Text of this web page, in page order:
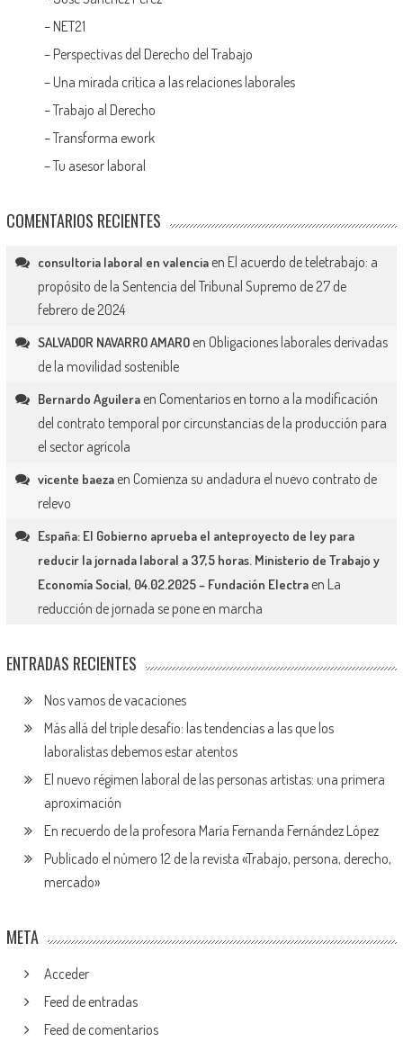
– NET21
– Perspectivas del Derecho del Trabajo
– Una mirada crítica a las relaciones laborales
–Trabajo al Derecho
–Transforma ework
–Tu asesor laboral
COMENTARIOS RECIENTES
consultoria laboral en valenciaen El acuerdo de teletrabajo: a
propósito de la Sentencia del Tribunal Supremo de 27 de
febrero de 2024
SALVADOR NAVARRO AMAROen Obligaciones laborales derivadas
de la movilidad sostenible
Bernardo Aguileraen Comentarios en torno a la modificación
del contrato temporal por circunstancias de la producción para
el sector agrícola
vicente baezaen Comienza su andadura el nuevo contrato de
relevo
España: El Gobierno aprueba el anteproyecto de ley para
reducir la jornada laboral a 37,5 horas. Ministerio de Trabajo y
Economía Social, 04.02.2025 – Fundación Electraen La
reducción de jornada se pone en marcha
ENTRADAS RECIENTES
Nos vamos de vacaciones
Más allá del triple desafío: las tendencias a las que los
laboralistas debemos estar atentos
El nuevo régimen laboral de las personas artistas: una primera
aproximación
En recuerdo de la profesora María Fernanda Fernández López
Publicado el número 12 de la revista «Trabajo, persona, derecho,
mercado»
META
Acceder
Feed de entradas
Feed de comentarios